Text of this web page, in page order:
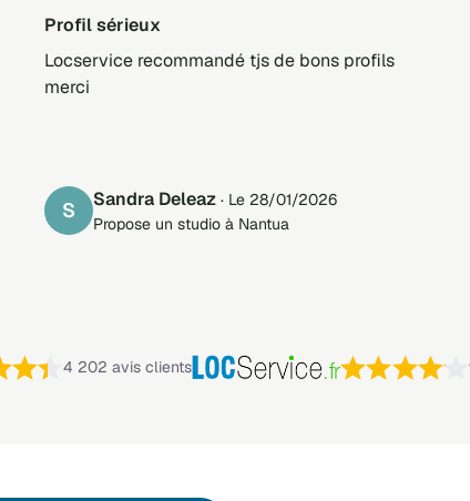
Profil sérieux
Locservice recommandé tjs de bons profils
merci
S Sandra Deleaz · Le 28/01/2026
Propose un studio à Nantua
Note : 4,4 sur 5 —
4 202 avis clients